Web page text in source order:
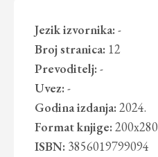
Jezik izvornika: -
Broj stranica: 12
Prevoditelj: -
Uvez: -
Godina izdanja: 2024.
Format knjige: 200x280
ISBN: 3856019799094